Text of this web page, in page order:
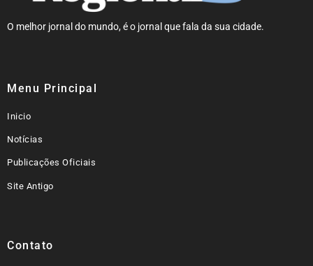
O melhor jornal do mundo, é o jornal que fala da sua cidade.
Menu Principal
Inicio
Notícias
Publicações Oficiais
Site Antigo
Contato